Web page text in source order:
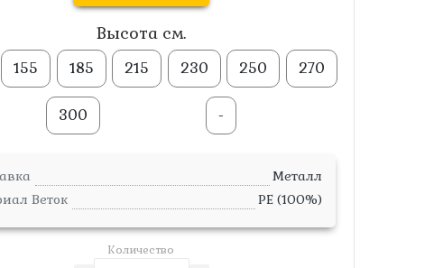
Высота см.
155 185 215 230 250 270
300 -
Металл
Веток
PE (100%)
Количество